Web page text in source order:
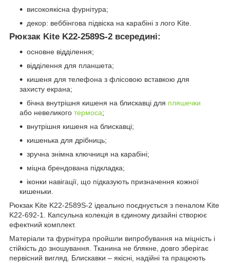
високоякісна фурнітура;
декор: веббінгова підвіска на карабіні з лого Kite.
Рюкзак Kite K22-2589S-2 всередині:
основне відділення;
відділення для планшета;
кишеня для телефона з флісовою вставкою для
захисту екрана;
бічна внутрішня кишеня на блискавці для пляшечки
або невеликого термоса;
внутрішня кишеня на блискавці;
кишенька для дрібниць;
зручна знімна ключниця на карабіні;
міцна брендована підкладка;
іконки навігації, що підказують призначення кожної
кишеньки.
Рюкзак Kite K22-2589S-2 ідеально поєднується з пеналом Kite
K22-692-1. Капсульна колекція в єдиному дизайні створює
ефектний комплект.
Матеріали та фурнітура пройшли випробування на міцність і
стійкість до зношування. Тканина не блякне, довго зберігає
первісний вигляд. Блискавки – якісні, надійні та працюють